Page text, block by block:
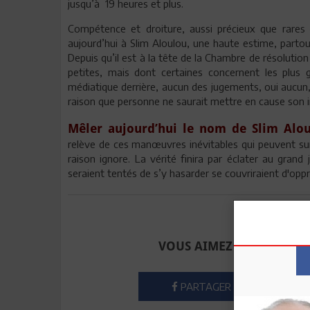
jusqu’à 19 heures et plus.
Compétence et droiture, aussi précieux que
aujourd’hui à Slim Aloulou, une haute estime,
Depuis qu’il est à la tête de la Chambre de
petites, mais dont certaines concernent les plus
médiatique derrière, aucun des jugements, oui
raison que personne ne saurait mettre en cause son
Mêler aujourd’hui le nom de Slim
relève de ces manœuvres inévitables qui peuvent
raison ignore. La vérité finira par éclater au
seraient tentés de s’y hasarder se couvriraient
VOUS AIMEZ CET
PARTAGER